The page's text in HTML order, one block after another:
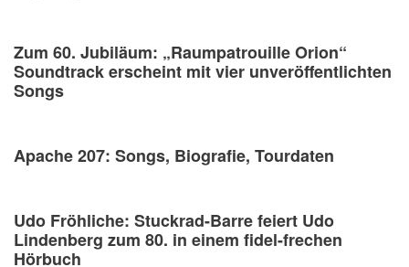
Zum 60. Jubiläum: „Raumpatrouille Orion“
Soundtrack erscheint mit vier unveröffentlichten
Songs
Apache 207: Songs, Biografie, Tourdaten
Udo Fröhliche: Stuckrad-Barre feiert Udo
Lindenberg zum 80. in einem fidel-frechen
Hörbuch